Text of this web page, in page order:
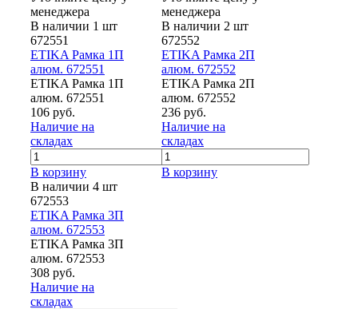
менеджера
менеджера
В наличии 1 шт
672551
ETIKA Рамка 1П
алюм. 672551
ETIKA Рамка 1П
алюм. 672551
106 руб.
Наличие на
складах
В корзину
В наличии 2 шт
672552
ETIKA Рамка 2П
алюм. 672552
ETIKA Рамка 2П
алюм. 672552
236 руб.
Наличие на
складах
В корзину
В наличии 4 шт
672553
ETIKA Рамка 3П
алюм. 672553
ETIKA Рамка 3П
алюм. 672553
308 руб.
Наличие на
складах